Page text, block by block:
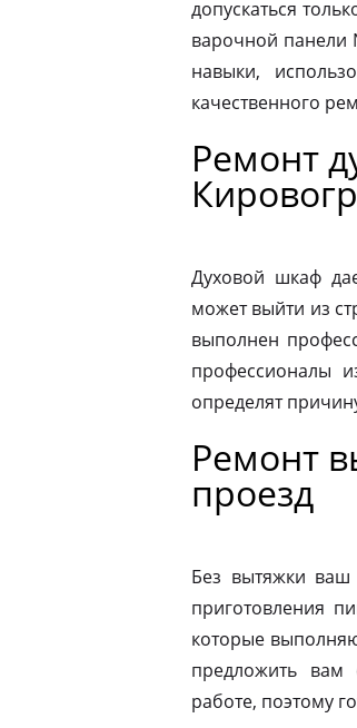
допускаться
варочной панели
навыки,
качественного
Ремонт
Духовой шкаф
может выйти из
выполнен
профессионалы
определят
Ремонт
проезд
Без вытяжки
приготовления
которые
предложить вам
работе, поэтому